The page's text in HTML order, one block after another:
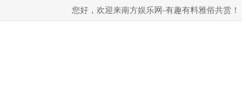
您好，欢迎来南方娱乐网-有趣有料雅俗共赏！